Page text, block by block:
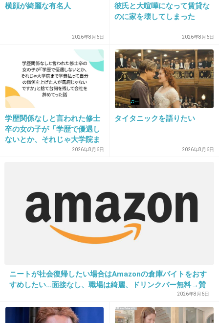
子供がいる夫婦の離婚なんてそもそも全く笑え
る要素がない。
子供がかわいそうだと思うだけ。
+159 -8
+83
2013/12/04(水) 14:05:57
で
実況よろしく。
横顔が綺麗な有名人
2026年8月6日
彼氏と大喧嘩になって賃貸な
のに家を壊してしまった
2026年8月6日
学歴関係なしと言われた修士
卒の女の子が「学歴で優遇し
ないとか、それじゃ大学院ま
で学費払って自分の価値を上
2026年8月6日
タイタニックを語りたい
2026年8月6日
ニートが社会復帰したい場合はAmazonの倉庫バイトをおす
すめしたい…面接なし、職場は綺麗、ドリンクバー無料→賛
否両論、場所によって全然違う「コンビニバイトの方がマ
シ」との声も
2026年8月6日